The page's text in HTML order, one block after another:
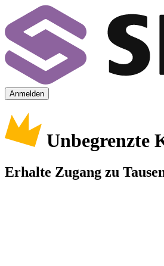
Anmelden
Unbegrenzte
Erhalte Zugang zu